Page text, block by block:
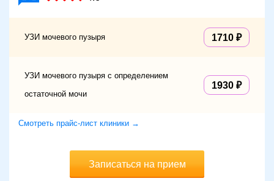
УЗИ мочевого пузыря 1710
УЗИ мочевого пузыря с определением
остаточной мочи
1930
Смотреть прайс-лист клиники →
Записаться на прием